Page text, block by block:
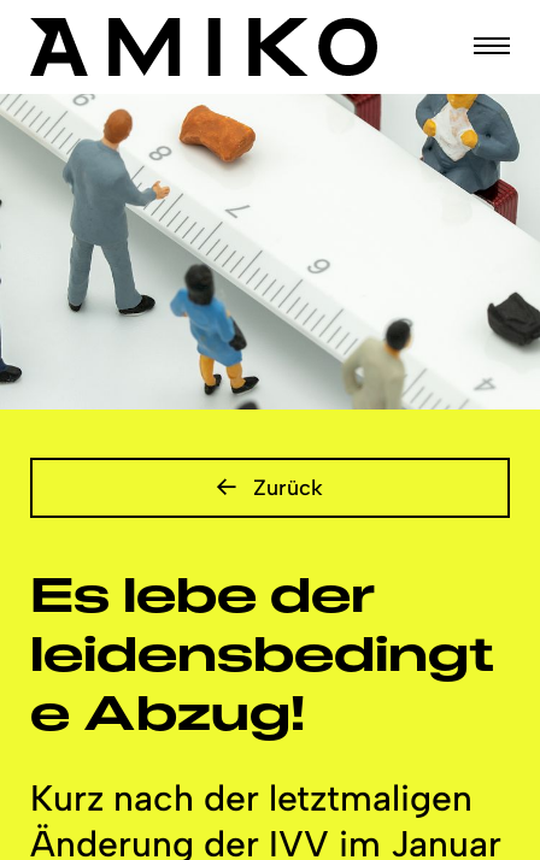
Zurück
Es lebe der
leidensbedingt
e Abzug!
Kurz nach der letztmaligen
Änderung der IVV im Januar